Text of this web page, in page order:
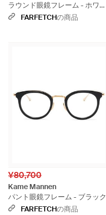
ラウンド眼鏡フレーム - ホワイ
ト
FARFETCHの商品
¥80,700
Kame Mannen
パント眼鏡フレーム - ブラック
FARFETCHの商品